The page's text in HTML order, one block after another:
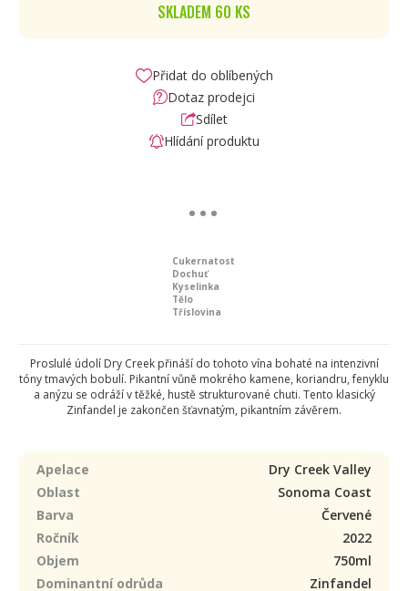
SKLADEM 60 KS
Přidat do oblíbených
Dotaz prodejci
Sdílet
Hlídání produktu
Cukernatost
Dochuť
Kyselinka
Tělo
Tříslovina
Proslulé údolí Dry Creek přináší do tohoto vína bohaté na intenzivní
tóny tmavých bobulí. Pikantní vůně mokrého kamene, koriandru, fenyklu
a anýzu se odráží v těžké, hustě strukturované chuti. Tento klasický
Zinfandel je zakončen šťavnatým, pikantním závěrem.
Apelace
Dry Creek Valley
Oblast
Sonoma Coast
Barva
Červené
Ročník
2022
Objem
750ml
Dominantní odrůda
Zinfandel